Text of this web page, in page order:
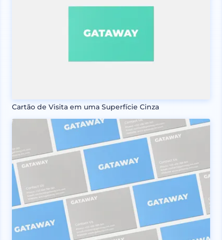
Cartão de Visita em uma Superfície Cinza